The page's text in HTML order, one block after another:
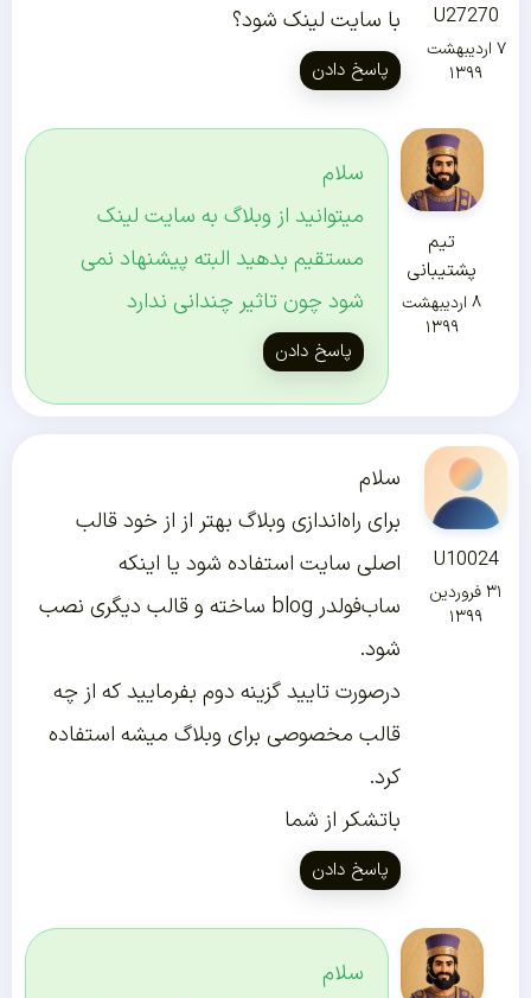
U27270
۷ اردیبهشت
۱۳۹۹
با سایت لینک شود؟
پاسخ دادن
تیم
پشتیبانی
۸ اردیبهشت
۱۳۹۹
سلام
میتوانید از وبلاگ به سایت لینک
مستقیم بدهید البته پیشنهاد نمی
شود چون تاثیر چندانی ندارد
پاسخ دادن
U10024
۳۱ فروردین
۱۳۹۹
سلام
برای راه‌اندازی وبلاگ بهتر از از خود قالب
اصلی سایت استفاده شود یا اینکه
ساب‌فولدر blog ساخته و قالب دیگری نصب
شود.
درصورت تایید گزینه دوم بفرمایید که از چه
قالب مخصوصی برای وبلاگ میشه استفاده
کرد.
باتشکر از شما
پاسخ دادن
سلام